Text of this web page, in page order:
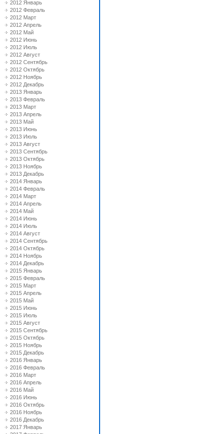
2012 Январь
2012 Февраль
2012 Март
2012 Апрель
2012 Май
2012 Июнь
2012 Июль
2012 Август
2012 Сентябрь
2012 Октябрь
2012 Ноябрь
2012 Декабрь
2013 Январь
2013 Февраль
2013 Март
2013 Апрель
2013 Май
2013 Июнь
2013 Июль
2013 Август
2013 Сентябрь
2013 Октябрь
2013 Ноябрь
2013 Декабрь
2014 Январь
2014 Февраль
2014 Март
2014 Апрель
2014 Май
2014 Июнь
2014 Июль
2014 Август
2014 Сентябрь
2014 Октябрь
2014 Ноябрь
2014 Декабрь
2015 Январь
2015 Февраль
2015 Март
2015 Апрель
2015 Май
2015 Июнь
2015 Июль
2015 Август
2015 Сентябрь
2015 Октябрь
2015 Ноябрь
2015 Декабрь
2016 Январь
2016 Февраль
2016 Март
2016 Апрель
2016 Май
2016 Июнь
2016 Октябрь
2016 Ноябрь
2016 Декабрь
2017 Январь